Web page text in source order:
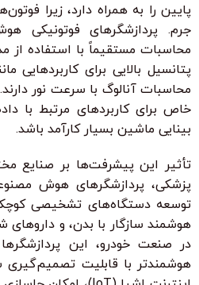
پایین را به همراه دارد، زیرا
جرم. پردازشگرهای فوتونیکی
محاسبات مستقیماً با استفاده از
پتانسیل بالایی برای
محاسبات آنالوگ با سرعت نور
خاص برای کاربردهای مرتبط با
بینایی ماشین بسیار کارآمد باشد.
تأثیر این پیشرفت‌ها بر صنایع
پزشکی، پردازشگرهای هوش
توسعه دستگاه‌های تشخیصی
هوشمند سازگار با بدن، و
در صنعت خودرو، این
هوشمندتر با قابلیت تصمیم‌گیری